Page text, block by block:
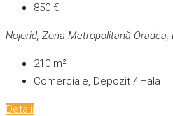
850 €
Nojorid, Zona Metropolitană Oradea,
210 m²
Comerciale, Depozit / Hala
Detalii